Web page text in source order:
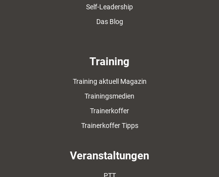
Self-Leadership
Das Blog
Training
Training aktuell Magazin
Trainingsmedien
Trainerkoffer
Trainerkoffer Tipps
Veranstaltungen